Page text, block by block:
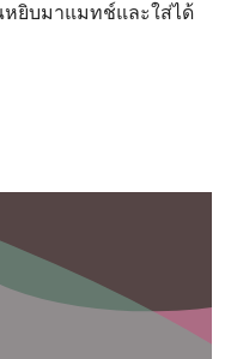
หยิบมาแมทช์และใส่ได้